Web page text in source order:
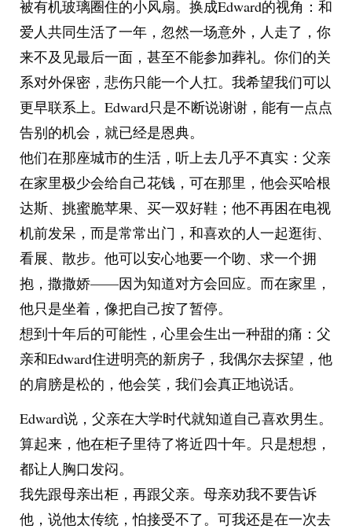
被有机玻璃圈住的小风扇。换成Edward的视角：和
爱人共同生活了一年，忽然一场意外，人走了，你
来不及见最后一面，甚至不能参加葬礼。你们的关
系对外保密，悲伤只能一个人扛。我希望我们可以
更早联系上。Edward只是不断说谢谢，能有一点点
告别的机会，就已经是恩典。
他们在那座城市的生活，听上去几乎不真实：父亲
在家里极少会给自己花钱，可在那里，他会买哈根
达斯、挑蜜脆苹果、买一双好鞋；他不再困在电视
机前发呆，而是常常出门，和喜欢的人一起逛街、
看展、散步。他可以安心地要一个吻、求一个拥
抱，撒撒娇——因为知道对方会回应。而在家里，
他只是坐着，像把自己按了暂停。
想到十年后的可能性，心里会生出一种甜的痛：父
亲和Edward住进明亮的新房子，我偶尔去探望，他
的肩膀是松的，他会笑，我们会真正地说话。
Edward说，父亲在大学时代就知道自己喜欢男生。
算起来，他在柜子里待了将近四十年。只是想想，
都让人胸口发闷。
我先跟母亲出柜，再跟父亲。母亲劝我不要告诉
他，说他太传统，怕接受不了。可我还是在一次去